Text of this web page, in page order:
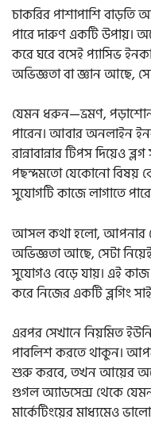
চাকরির পাশাপাশি বাড়তি
পারে দারুণ একটি উপায়।
করে ঘরে বসেই প্যাসিভ
অভিজ্ঞতা বা জ্ঞান আছে,
যেমন ধরুন—ভ্রমণ,
পারেন। আবার অনলাইন
রান্নাবান্নার টিপস দিয়েও
পছন্দমতো যেকোনো বিষয়
সুযোগটি কাজে লাগাতে
আসল কথা হলো, আপনার যে
অভিজ্ঞতা আছে, সেটা
সুযোগও বেড়ে যায়। এই
করে নিজের একটি ব্লগিং
এরপর সেখানে নিয়মিত
পাবলিশ করতে থাকুন।
শুরু করবে, তখন আয়ের
গুগল অ্যাডসেন্স থেকে
মার্কেটিংয়ের মাধ্যমেও